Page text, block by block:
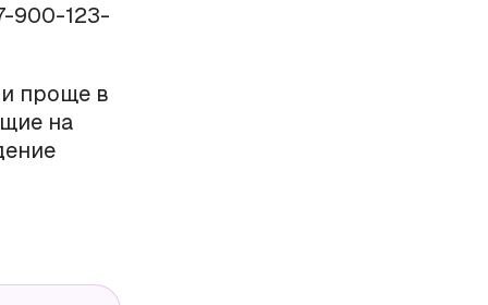
900-123-
проще в
на